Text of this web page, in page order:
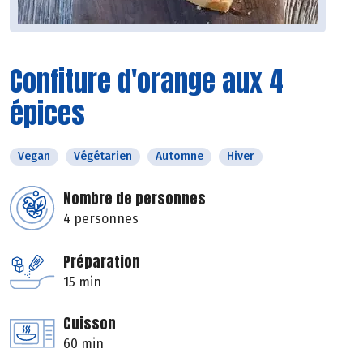
Confiture d'orange aux 4
épices
Vegan Végétarien Automne Hiver
Nombre de personnes
4 personnes
Préparation
15 min
Cuisson
60 min